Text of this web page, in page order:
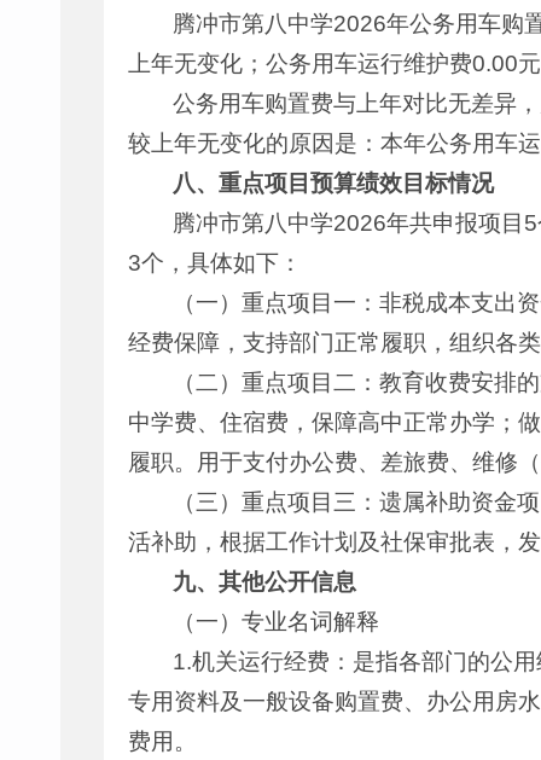
腾冲市第八中学2026年公务用车购
上年无变化；公务用车运行维护费0.00
公务用车购置费与上年对比无差异
较上年无变化的原因是：本年公务用车
八、重点项目预算绩效目标情况
腾冲市第八中学2026年共申报项目
3个，具体如下：
（一）重点项目一：非税成本支出
经费保障，支持部门正常履职，组织各
（二）重点项目二：教育收费安排
中学费、住宿费，保障高中正常办学；
履职。用于支付办公费、差旅费、维修
（三）重点项目三：遗属补助资金
活补助，根据工作计划及社保审批表，
九、其他公开信息
（一）专业名词解释
1.机关运行经费：是指各部门的公
专用资料及一般设备购置费、办公用房
费用。